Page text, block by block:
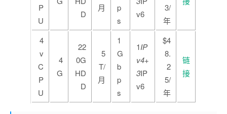
P
U
D
月
p
s
v6
3/
年
4
v
C
P
U
4
G
22
0G
HD
D
5
T/
月
1
G
b
p
s
1IP
v4+
3IP
v6
$4
8.
2
5/
年
链
接